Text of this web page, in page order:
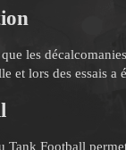
les
et lors des essais a
Tank Football